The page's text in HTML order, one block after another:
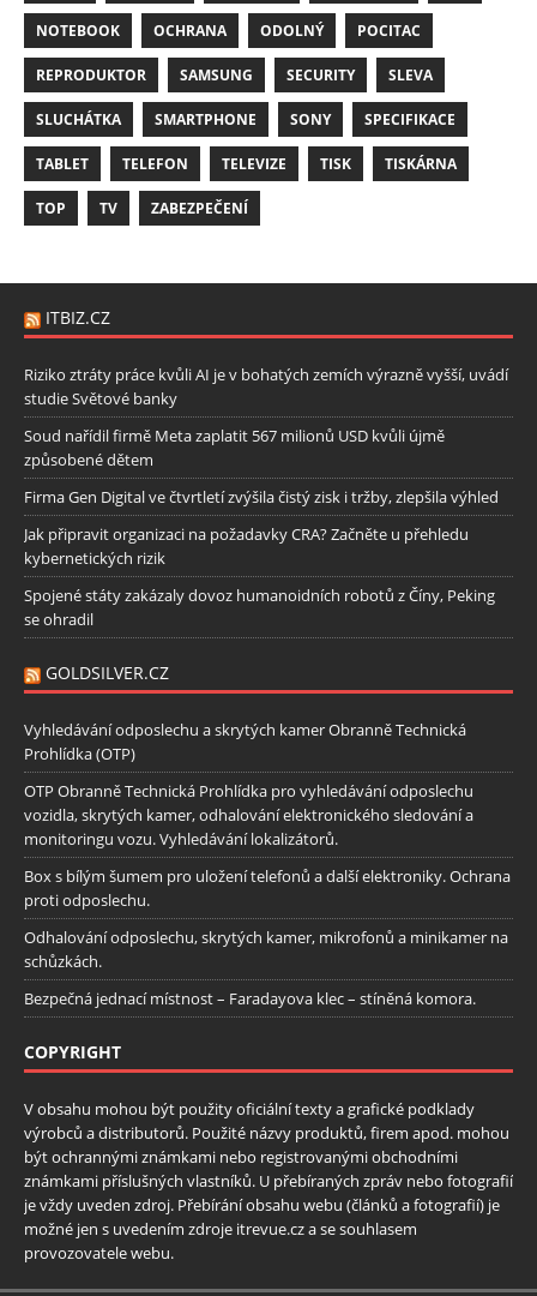
NOTEBOOK OCHRANA ODOLNÝ POCITAC
REPRODUKTOR SAMSUNG SECURITY SLEVA
SLUCHÁTKA SMARTPHONE SONY SPECIFIKACE
TABLET TELEFON TELEVIZE TISK TISKÁRNA
TOP TV ZABEZPEČENÍ
ITBIZ.CZ
Riziko ztráty práce kvůli AI je v bohatých zemích výrazně vyšší, uvádí
studie Světové banky
Soud nařídil firmě Meta zaplatit 567 milionů USD kvůli újmě
způsobené dětem
Firma Gen Digital ve čtvrtletí zvýšila čistý zisk i tržby, zlepšila výhled
Jak připravit organizaci na požadavky CRA? Začněte u přehledu
kybernetických rizik
Spojené státy zakázaly dovoz humanoidních robotů z Číny, Peking
se ohradil
GOLDSILVER.CZ
Vyhledávání odposlechu a skrytých kamer Obranně Technická
Prohlídka (OTP)
OTP Obranně Technická Prohlídka pro vyhledávání odposlechu
vozidla, skrytých kamer, odhalování elektronického sledování a
monitoringu vozu. Vyhledávání lokalizátorů.
Box s bílým šumem pro uložení telefonů a další elektroniky. Ochrana
proti odposlechu.
Odhalování odposlechu, skrytých kamer, mikrofonů a minikamer na
schůzkách.
Bezpečná jednací místnost – Faradayova klec – stíněná komora.
COPYRIGHT
V obsahu mohou být použity oficiální texty a grafické podklady
výrobců a distributorů. Použité názvy produktů, firem apod. mohou
být ochrannými známkami nebo registrovanými obchodními
známkami příslušných vlastníků. U přebíraných zpráv nebo fotografií
je vždy uveden zdroj. Přebírání obsahu webu (článků a fotografií) je
možné jen s uvedením zdroje itrevue.cz a se souhlasem
provozovatele webu.